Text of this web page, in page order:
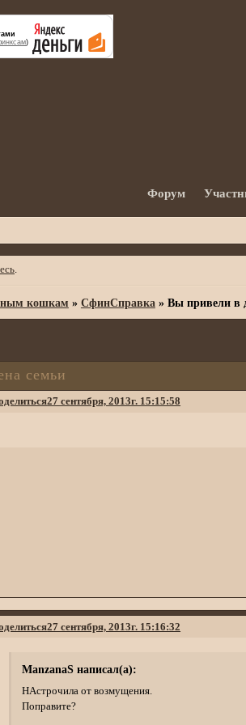
)
Форум
.
кошкам » СфинСправка » Вы привели в
семьи
27 сентября, 2013г. 15:15:58
27 сентября, 2013г. 15:16:32
ManzanaS написал(а):
НАстрочила от возмущения.
Поправите?